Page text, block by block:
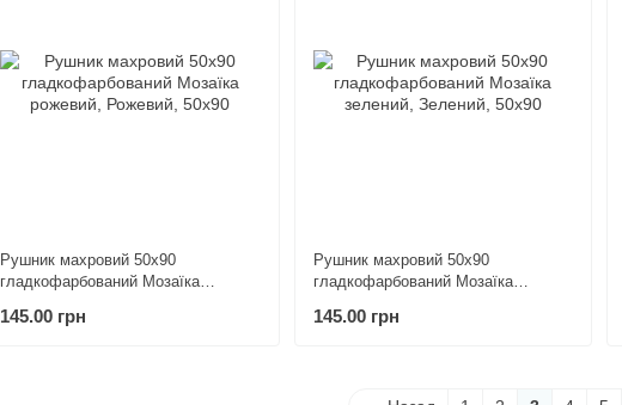
Рушник махровий 50х90
гладкофарбований Мозаїка
145.00 грн
Рушник махровий 50х90
гладкофарбований Мозаїка
145.00 грн